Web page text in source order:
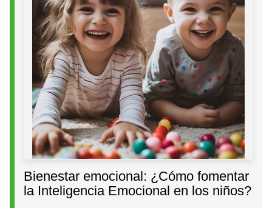
Bienestar emocional: ¿Cómo fomentar
la Inteligencia Emocional en los niños?